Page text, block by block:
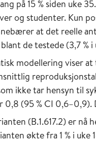
på 15 % siden uke
og studenter. Kun
at det reelle
de testede (3,7
modellering viser
ikke tar hensyn til
0,8 (95 % CI
(B.1.617.2) er
økte fra 1 % i